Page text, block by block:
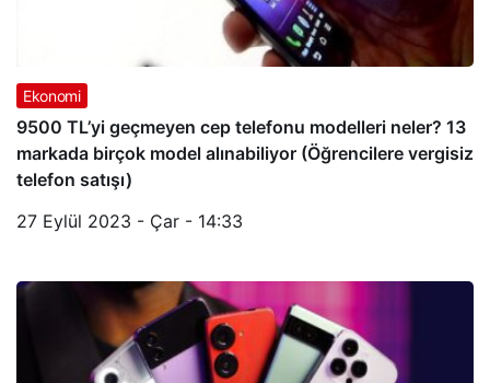
Ekonomi
9500 TL’yi geçmeyen cep telefonu modelleri neler? 13
markada birçok model alınabiliyor (Öğrencilere vergisiz
telefon satışı)
27 Eylül 2023 - Çar - 14:33